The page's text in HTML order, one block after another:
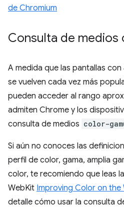
de Chromium
Consulta de medios
A medida que las pantallas
se vuelven cada vez más
pueden acceder al rango
admiten Chrome y los
consulta de medios color-
Si aún no conoces las
perfil de color, gama, amplia
color, te recomiendo que leas
WebKit Improving Color on the
detalle cómo usar la consulta